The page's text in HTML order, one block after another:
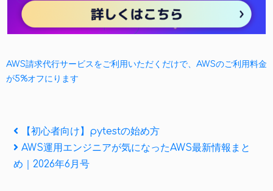
AWS請求代行サービスをご利用いただくだけで、AWSのご利用料金
が5%オフにります
投
稿
Previous
Post
【初心者向け】pytestの始め方
Next
Post
AWS運用エンジニアが気になったAWS最新情報まと
め｜2026年6月号